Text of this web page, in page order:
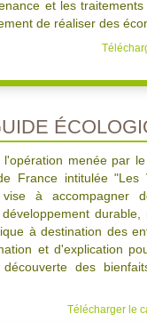
et les
de réaliser des
menée par
France intitulée "Les
à accompagner
à destination des
et d'explication
des
Télécharger le